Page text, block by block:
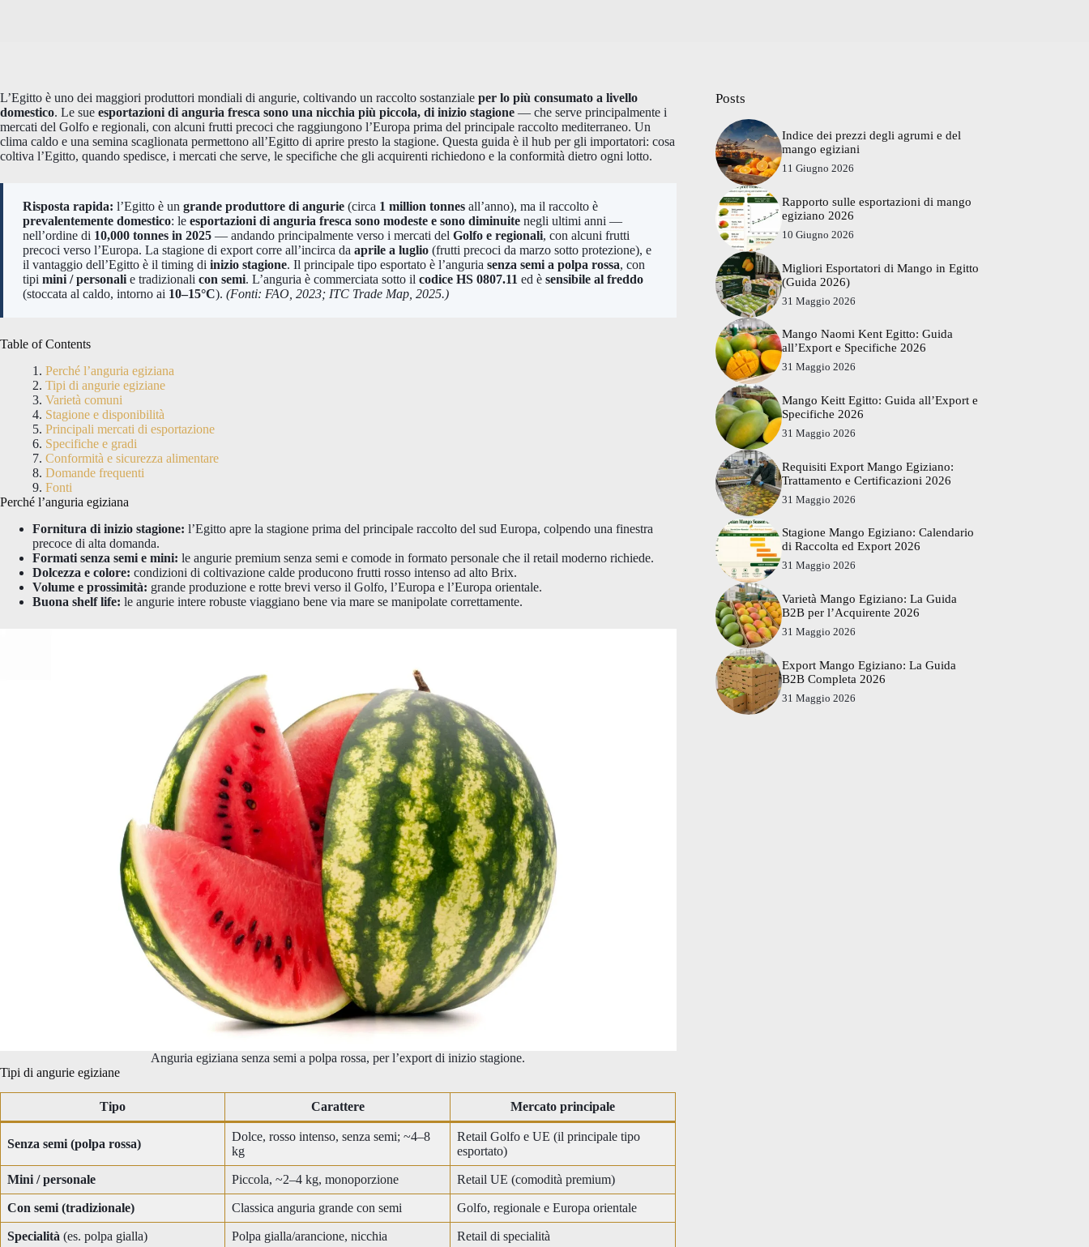
L’Egitto è uno dei maggiori produttori mondiali di angurie, coltivando un raccolto sostanziale per lo più consumato a livello
domestico. Le sue esportazioni di anguria fresca sono una nicchia più piccola, di inizio stagione — che serve principalmente i
mercati del Golfo e regionali, con alcuni frutti precoci che raggiungono l’Europa prima del principale raccolto mediterraneo. Un
clima caldo e una semina scaglionata permettono all’Egitto di aprire presto la stagione. Questa guida è il hub per gli importatori: cosa
coltiva l’Egitto, quando spedisce, i mercati che serve, le specifiche che gli acquirenti richiedono e la conformità dietro ogni lotto.
Risposta rapida: l’Egitto è un grande produttore di angurie (circa 1 million tonnes all’anno), ma il raccolto è
prevalentemente domestico: le esportazioni di anguria fresca sono modeste e sono diminuite negli ultimi anni —
nell’ordine di 10,000 tonnes in 2025 — andando principalmente verso i mercati del Golfo e regionali, con alcuni frutti
precoci verso l’Europa. La stagione di export corre all’incirca da aprile a luglio (frutti precoci da marzo sotto protezione), e
il vantaggio dell’Egitto è il timing di inizio stagione. Il principale tipo esportato è l’anguria senza semi a polpa rossa, con
tipi mini / personali e tradizionali con semi. L’anguria è commerciata sotto il codice HS 0807.11 ed è sensibile al freddo
(stoccata al caldo, intorno ai 10–15°C). (Fonti: FAO, 2023; ITC Trade Map, 2025.)
Table of Contents
Perché l’anguria egiziana
Tipi di angurie egiziane
Varietà comuni
Stagione e disponibilità
Principali mercati di esportazione
Specifiche e gradi
Conformità e sicurezza alimentare
Domande frequenti
Fonti
Perché l’anguria egiziana
Fornitura di inizio stagione: l’Egitto apre la stagione prima del principale raccolto del sud Europa, colpendo una finestra
precoce di alta domanda.
Formati senza semi e mini: le angurie premium senza semi e comode in formato personale che il retail moderno richiede.
Dolcezza e colore: condizioni di coltivazione calde producono frutti rosso intenso ad alto Brix.
Volume e prossimità: grande produzione e rotte brevi verso il Golfo, l’Europa e l’Europa orientale.
Buona shelf life: le angurie intere robuste viaggiano bene via mare se manipolate correttamente.
Anguria egiziana senza semi a polpa rossa, per l’export di inizio stagione.
Tipi di angurie egiziane
Tipo Carattere Mercato principale
Senza semi (polpa rossa)
Dolce, rosso intenso, senza semi; ~4–8
kg
Retail Golfo e UE (il principale tipo
esportato)
Mini / personale Piccola, ~2–4 kg, monoporzione Retail UE (comodità premium)
Con semi (tradizionale) Classica anguria grande con semi Golfo, regionale e Europa orientale
Specialità (es. polpa gialla) Polpa gialla/arancione, nicchia
Retail di specialità
Posts
Indice dei prezzi degli agrumi e del
mango egiziani
11 Giugno 2026
Rapporto sulle esportazioni di mango
egiziano 2026
10 Giugno 2026
Migliori Esportatori di Mango in Egitto
(Guida 2026)
31 Maggio 2026
Mango Naomi Kent Egitto: Guida
all’Export e Specifiche 2026
31 Maggio 2026
Mango Keitt Egitto: Guida all’Export e
Specifiche 2026
31 Maggio 2026
Requisiti Export Mango Egiziano:
Trattamento e Certificazioni 2026
31 Maggio 2026
Stagione Mango Egiziano: Calendario
di Raccolta ed Export 2026
31 Maggio 2026
Varietà Mango Egiziano: La Guida
B2B per l’Acquirente 2026
31 Maggio 2026
Export Mango Egiziano: La Guida
B2B Completa 2026
31 Maggio 2026